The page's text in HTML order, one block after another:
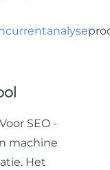
Voor SEO -
machine
Het